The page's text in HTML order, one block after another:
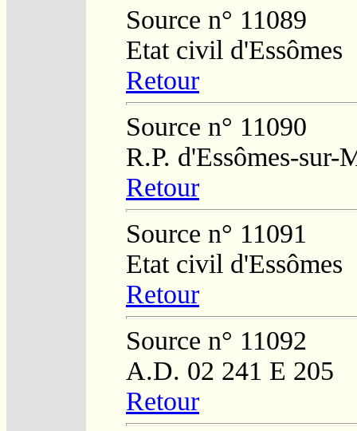
Source n° 11089
Etat civil d'Essômes
Retour
Source n° 11090
R.P. d'Essômes-sur-
Retour
Source n° 11091
Etat civil d'Essômes
Retour
Source n° 11092
A.D. 02 241 E 205
Retour